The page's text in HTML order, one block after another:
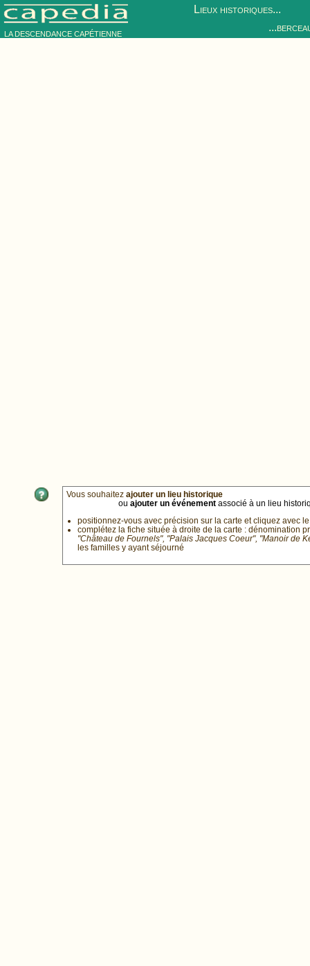
LA DESCENDANCE CAPÉTIENNE
Lieux historiques...
Vous souhaitez ajouter un lieu historique
ou ajouter un événement associé à un lieu
positionnez-vous avec précision sur la carte et cliquez avec
complétez la fiche située à droite de la carte : dénomination
"Château de Fournels", "Palais Jacques Coeur", "Manoir de
les familles y ayant séjourné